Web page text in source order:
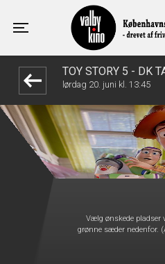
Toggle navigation
Valby Kino
TOY STORY 5 - DK
lørdag 20. juni kl. 13:45
Vælg ønskede pladser
grønne sæder nedenfor.
1step-